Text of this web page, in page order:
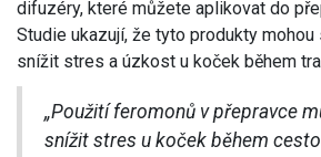
difuzéry, které můžete aplikovat do
Studie ukazují, že tyto produkty
snížit stres a úzkost u koček během
„Použití feromonů v přepravce
snížit stres u koček během